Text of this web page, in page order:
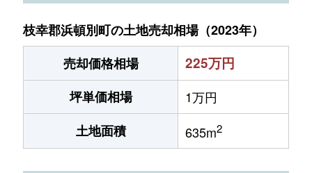
枝幸郡浜頓別町の土地売却相場（2023年）
売却価格相場
225万円
坪単価相場
1万円
土地面積
635m2